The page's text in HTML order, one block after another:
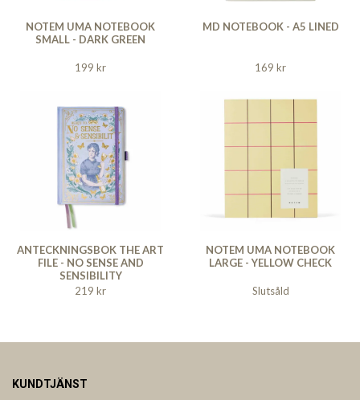
NOTEM UMA NOTEBOOK
SMALL - DARK GREEN
199 kr
MD NOTEBOOK - A5 LINED
169 kr
ANTECKNINGSBOK THE ART
FILE - NO SENSE AND
SENSIBILITY
219 kr
NOTEM UMA NOTEBOOK
LARGE - YELLOW CHECK
Slutsåld
KUNDTJÄNST